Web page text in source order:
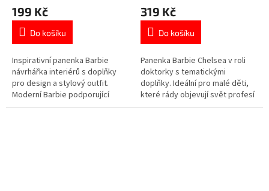
produktu
5,0
5
hvězdiček.
199 Kč
Do košíku
Inspirativní panenka Barbie
návrhářka interiérů s doplňky
pro design a stylový outfit.
Moderní Barbie podporující
kreativitu i rozmanitost. 💗 Více
produktu
5,0
5
hvězdiček.
319 Kč
Do košíku
Panenka Barbie Chelsea v roli
doktorky s tematickými
doplňky. Ideální pro malé děti,
které rády objevují svět profesí
a pečují o své pacienty. 🩺 Více